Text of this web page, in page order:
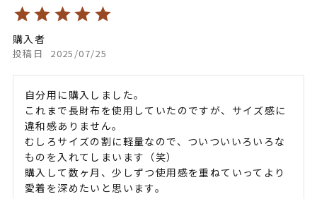
購入者
投稿日 2025/07/25
自分用に購入しました。
これまで長財布を使用していたのですが、サイズ感に
違和感ありません。
むしろサイズの割に軽量なので、ついついいろいろな
ものを入れてしまいます（笑）
購入して数ヶ月、少しずつ使用感を重ねていってより
愛着を深めたいと思います。